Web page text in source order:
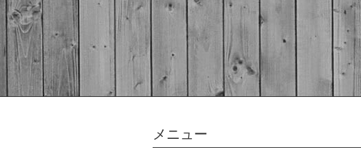
メニュー